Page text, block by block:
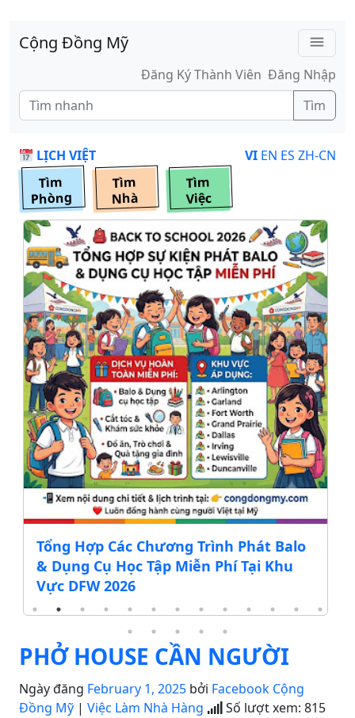
Cộng Đồng Mỹ
menu
Đăng Ký Thành Viên Đăng Nhập
Tìm
LỊCH VIỆT VI EN ES ZH-CN
Tìm
Phòng
Tìm
Nhà
Tìm
Việc
Tổng Hợp Các Chương Trình Phát Balo
& Dụng Cụ Học Tập Miễn Phí Tại Khu
Vực DFW 2026
PHỞ HOUSE CẦN NGƯỜI
Ngày đăng February 1, 2025 bởi Facebook Cộng
Đồng Mỹ | Việc Làm Nhà Hàng Số lượt xem: 815